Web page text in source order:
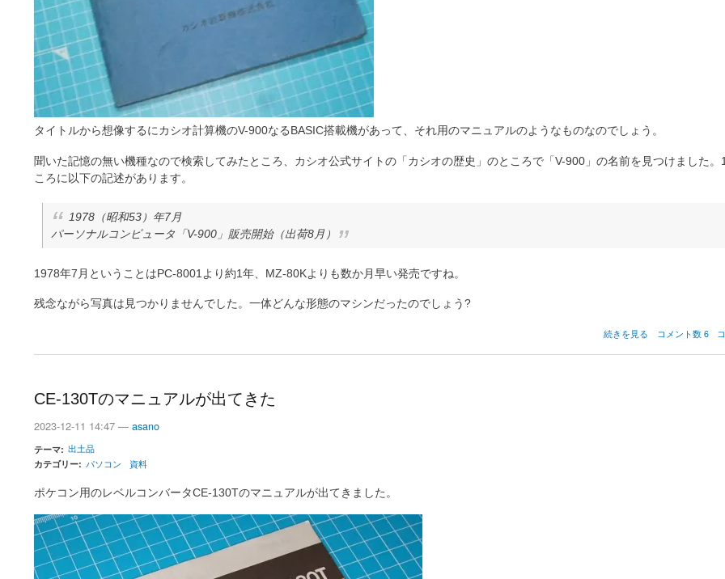
タイトルから想像するにカシオ計算機のV-900なるBASIC搭載機があって、それ用のマニュアルのようなものなのでしょう。
聞いた記憶の無い機種なので検索してみたところ、カシオ公式サイトの「カシオの歴史」のところで「V-900」の名前を見つけました。
ころに以下の記述があります。
1978（昭和53）年7月
パーソナルコンピュータ「V-900」販売開始（出荷8月）
1978年7月ということはPC-8001より約1年、MZ-80Kよりも数か月早い発売ですね。
残念ながら写真は見つかりませんでした。一体どんな形態のマシンだったのでしょう?
『BASIC
続きを見る コメント数 6
CE-130Tのマニュアルが出てきた
2023-12-11 14:47 — asano
テーマ 出土品
カテゴリー パソコン 資料
ポケコン用のレベルコンバータCE-130Tのマニュアルが出てきました。